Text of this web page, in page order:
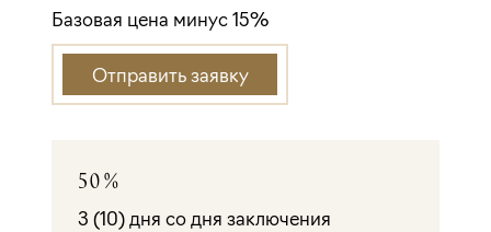
Базовая цена минус 15%
Отправить заявку
50%
3 (10) дня со дня заключения